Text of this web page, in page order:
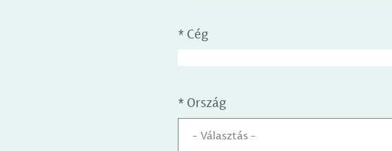
* Cég
* Ország
- Választás -